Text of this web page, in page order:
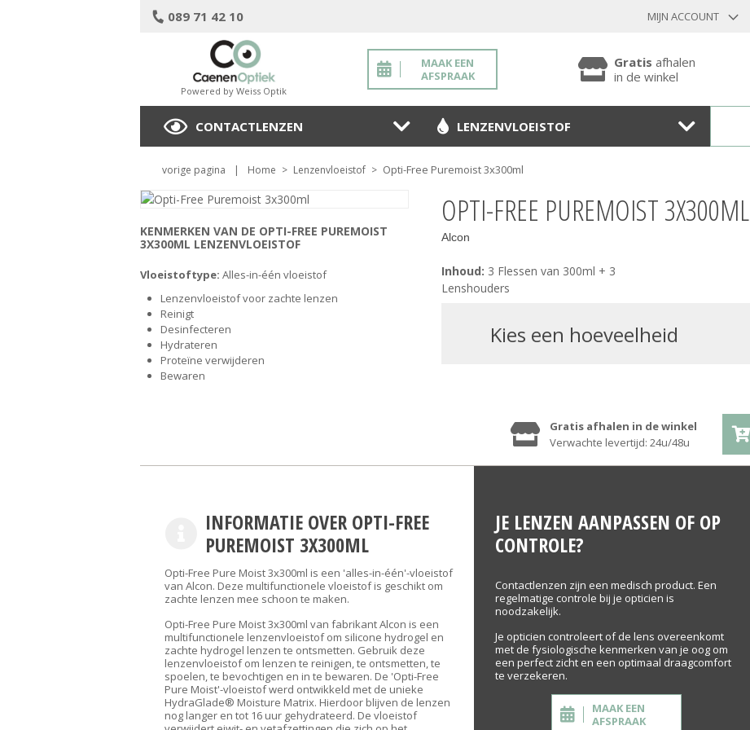
089 71 42 10 MIJN ACCOUNT
INLOGGEN BESTAANDE KLANT
wachtwoord
Wachtwoord vergeten?
BEVESTIGEN
MELD JE AAN
Powered by Weiss Optik
MAAK EEN
AFSPRAAK
Gratis afhalen
in de winkel
CONTACTLENZEN LENZENVLOEISTOF
vorige pagina | Home > Lenzenvloeistof > Opti-Free Puremoist 3x300ml
OPTI-FREE PUREMOIST 3X300ML
Alcon
Inhoud: 3 Flessen van 300ml + 3
Lenshouders
kies een hoeveelheid
Gratis afhalen in de winkel
Verwachte levertijd: 24u/48u
KENMERKEN VAN DE OPTI-FREE PUREMOIST
3X300ML LENZENVLOEISTOF
Vloeistoftype: Alles-in-één vloeistof
Lenzenvloeistof voor zachte lenzen
Reinigt
Desinfecteren
Hydrateren
Proteïne verwijderen
Bewaren
INFORMATIE OVER OPTI-FREE
PUREMOIST 3X300ML
Opti-Free Pure Moist 3x300ml is een 'alles-in-één'-vloeistof
van Alcon. Deze multifunctionele vloeistof is geschikt om
zachte lenzen mee schoon te maken.
Opti-Free Pure Moist 3x300ml van fabrikant Alcon is een
multifunctionele lenzenvloeistof om silicone hydrogel en
zachte hydrogel lenzen te ontsmetten. Gebruik deze
lenzenvloeistof om lenzen te reinigen, te ontsmetten, te
spoelen, te bevochtigen en in te bewaren. De 'Opti-Free
Pure Moist'-vloeistof werd ontwikkeld met de unieke
HydraGlade® Moisture Matrix. Hierdoor blijven de lenzen
nog langer en tot 16 uur gehydrateerd. De vloeistof
JE LENZEN AANPASSEN OF OP
CONTROLE?
Contactlenzen zijn een medisch product. Een
regelmatige controle bij je opticien is
noodzakelijk.
Je opticien controleert of de lens overeenkomt
met de fysiologische kenmerken van je oog om
een perfect zicht en een optimaal draagcomfort
te verzekeren.
MAAK EEN
AFSPRAAK